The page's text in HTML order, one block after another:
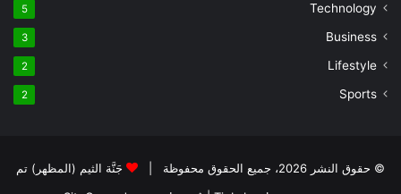
Technology
5
Business
3
Lifestyle
2
Sports
2
© حقوق النشر 2026، جميع الحقوق محفوظة |
جَنَّة الثيم (المظهر) تم